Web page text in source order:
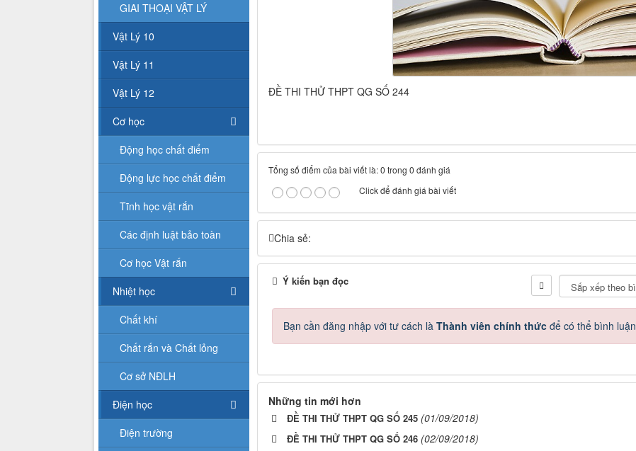
ĐỀ THI THỬ THPT QG SỐ 244
Tổng số điểm của bài viết là: 0 trong 0 đánh giá
Click để đánh giá bài viết
Chia sẻ:
Ý kiến bạn đọc
Bạn cần đăng nhập với tư cách là Thành viên chính thứcđể có thể bình luận
Những tin mới hơn
ĐỀ THI THỬ THPT QG SỐ 245 (01/09/2018)
ĐỀ THI THỬ THPT QG SỐ 246 (02/09/2018)
GIAI THOẠI VẬT LÝ
Vật Lý 10
Vật Lý 11
Vật Lý 12
Cơ học
Động học chất điểm
Động lực học chất điểm
Tĩnh học vật rắn
Các định luật bảo toàn
Cơ học Vật rắn
Nhiệt học
Chất khí
Chất rắn và Chất lỏng
Cơ sở NĐLH
Điện học
Điện trường